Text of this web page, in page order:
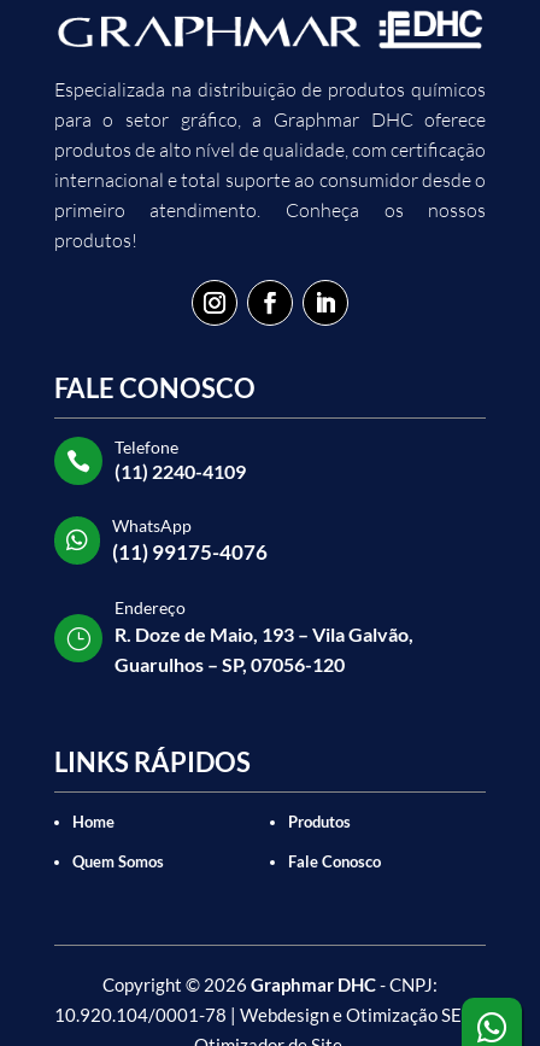
Especializada na distribuição de produtos químicos
para o setor gráfico, a Graphmar DHC oferece
produtos de alto nível de qualidade, com certificação
internacional e total suporte ao consumidor desde o
primeiro atendimento. Conheça os nossos
produtos!
FALE CONOSCO

Telefone
(11) 2240-4109

WhatsApp
(11) 99175-4076
}
Endereço
R. Doze de Maio, 193 – Vila Galvão,
Guarulhos – SP, 07056-120
LINKS RÁPIDOS
Home
Quem Somos
Produtos
Fale Conosco
Copyright ©2026 Graphmar DHC- CNPJ:
10.920.104/0001-78 | Webdesign e Otimização SEO -